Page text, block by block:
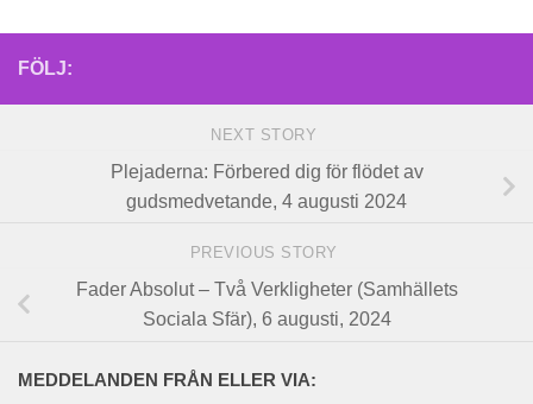
FÖLJ:
NEXT STORY
Plejaderna: Förbered dig för flödet av
gudsmedvetande, 4 augusti 2024
PREVIOUS STORY
Fader Absolut – Två Verkligheter (Samhällets
Sociala Sfär), 6 augusti, 2024
MEDDELANDEN FRÅN ELLER VIA: